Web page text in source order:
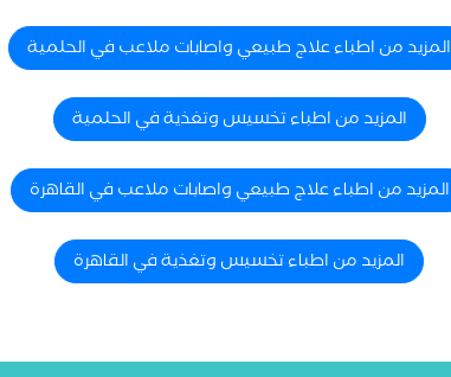
المزيد من اطباء علاج طبيعي واصابات ملاعب في الحلمية
المزيد من اطباء تخسيس وتغذية في الحلمية
المزيد من اطباء علاج طبيعي واصابات ملاعب في القاهرة
المزيد من اطباء تخسيس وتغذية في القاهرة